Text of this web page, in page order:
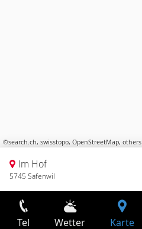
©search.ch, swisstopo, OpenStreetMap, others
Im Hof
5745 Safenwil
Tel Wetter Karte